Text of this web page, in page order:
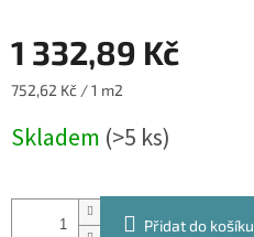
1 332,89 Kč
Měrná
752,62 Kč / 1 m2
Skladem (>5 ks)
Přidat do košíku